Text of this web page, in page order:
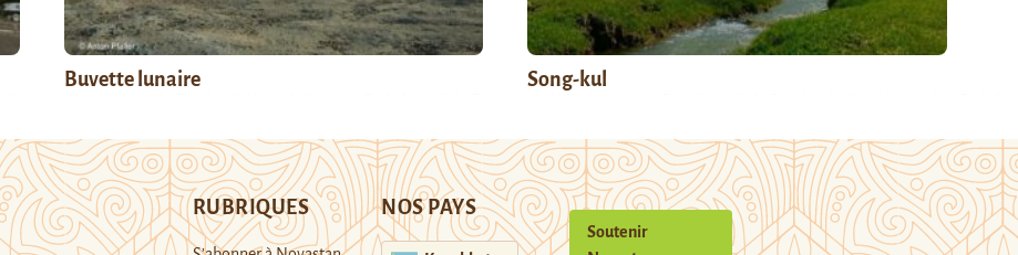
Buvette lunaire Song-kul
RUBRIQUES NOS PAYS
Soutenir